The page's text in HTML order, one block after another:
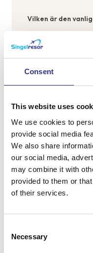
Consent
This website uses
We use cookies to
provide social media
We also share
our social media,
may combine it with
provided to them or
of their services.
Selection
Necessary
Vilken är den
er?
Kan man dela rum
Hur uppstod idén